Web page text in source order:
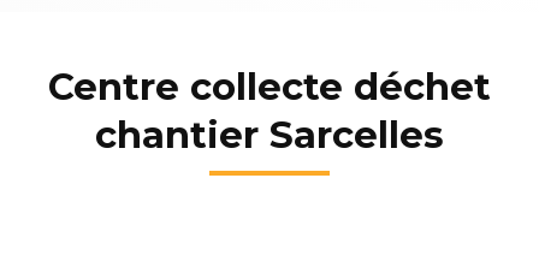
Centre collecte déchet
chantier Sarcelles